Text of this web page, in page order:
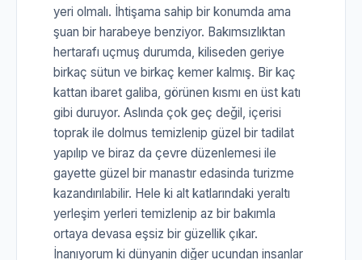
yeri olmalı. İhtişama sahip bir konumda ama
şuan bir harabeye benziyor. Bakımsızlıktan
hertarafı uçmuş durumda, kiliseden geriye
birkaç sütun ve birkaç kemer kalmış. Bir kaç
kattan ibaret galiba, görünen kısmı en üst katı
gibi duruyor. Aslında çok geç değil, içerisi
toprak ile dolmus temizlenip güzel bir tadilat
yapılıp ve biraz da çevre düzenlemesi ile
gayette güzel bir manastır edasinda turizme
kazandırılabilir. Hele ki alt katlarındaki yeraltı
yerleşim yerleri temizlenip az bir bakımla
ortaya devasa eşsiz bir güzellik çıkar.
İnanıyorum ki dünyanin diğer ucundan insanlar